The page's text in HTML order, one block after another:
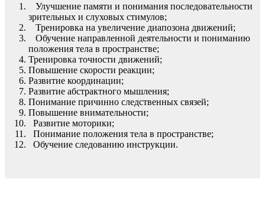
Улучшение памяти и понимания последовательности
зрительных и слуховых стимулов;
Тренировка на увеличение диапозона движений;
Обучение направленной деятельности и пониманию
положения тела в пространстве;
Тренировка точности движений;
Повышение скорости реакции;
Развитие координации;
Развитие абстрактного мышления;
Понимание причинно следственных связей;
Повышение внимательности;
Развитие моторики;
Понимание положения тела в пространстве;
Обучение следованию инструкции.